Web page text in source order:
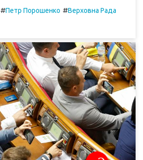
#Петр Порошенко #Верховна Рада